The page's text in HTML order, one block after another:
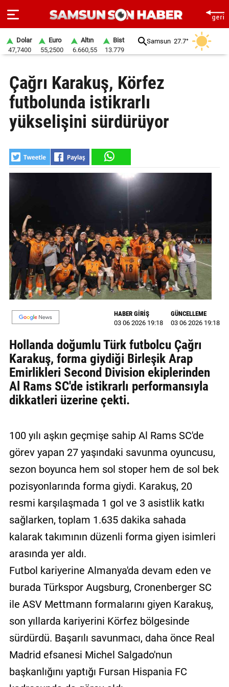
SAYFA
SAMSUN
HABER
GÜNDEM
DÜNYA
MAGAZİN
GALERİ
VİDEO
YAZARLAR
ULAŞIN
Künye
İletişim
Dolar
47,7400
Euro
55,2500
Altın
6.660,55
Bist
13.779
Samsun 27.7°
Çağrı Karakuş, Körfez
futbolunda istikrarlı
yükselişini sürdürüyor
HABER GİRİŞ
03 06 2026 19:18
GÜNCELLEME
03 06 2026 19:18
Hollanda doğumlu Türk futbolcu Çağrı
Karakuş, forma giydiği Birleşik Arap
Emirlikleri Second Division ekiplerinden
Al Rams SC'de istikrarlı performansıyla
dikkatleri üzerine çekti.
100 yılı aşkın geçmişe sahip Al Rams SC'de
görev yapan 27 yaşındaki savunma oyuncusu,
sezon boyunca hem sol stoper hem de sol bek
pozisyonlarında forma giydi. Karakuş, 20
resmi karşılaşmada 1 gol ve 3 asistlik katkı
sağlarken, toplam 1.635 dakika sahada
kalarak takımının düzenli forma giyen isimleri
arasında yer aldı.
Futbol kariyerine Almanya'da devam eden ve
burada Türkspor Augsburg, Cronenberger SC
ile ASV Mettmann formalarını giyen Karakuş,
son yıllarda kariyerini Körfez bölgesinde
sürdürdü. Başarılı savunmacı, daha önce Real
Madrid efsanesi Michel Salgado'nun
başkanlığını yaptığı Fursan Hispania FC